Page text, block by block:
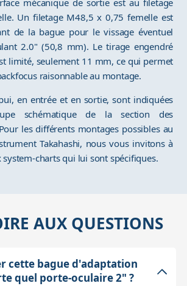
mécanique de sortie est au filetage
Un filetage M48,5 x 0,75 femelle est
de la bague pour le vissage éventuel
2.0" (50,8 mm). Le tirage engendré
limité, seulement 11 mm, ce qui permet
raisonnable au montage.
en entrée et en sortie, sont indiquées
schématique de la section des
les différents montages possibles au
Takahashi, nous vous invitons à
charts qui lui sont spécifiques.
AUX QUESTIONS
cette bague d'adaptation
quel porte-oculaire 2" ?